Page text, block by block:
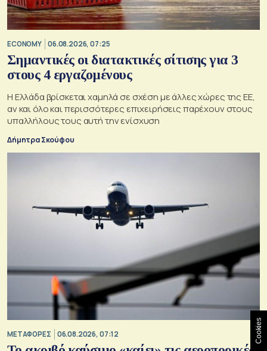
ECONOMY 06.08.2026, 07:25
Σημαντικές οι διατακτικές σίτισης για 3
στους 4 εργαζομένους
Η Ελλάδα βρίσκεται χαμηλά σε σχέση με άλλες χώρες της ΕΕ,
αν και όλο και περισσότερες επιχειρήσεις παρέχουν στους
υπαλλήλους τους αυτή την ενίσχυση
Δήμητρα Σκούφου
ΜΕΤΑΦΟΡΕΣ 06.08.2026, 07:12 Cookies